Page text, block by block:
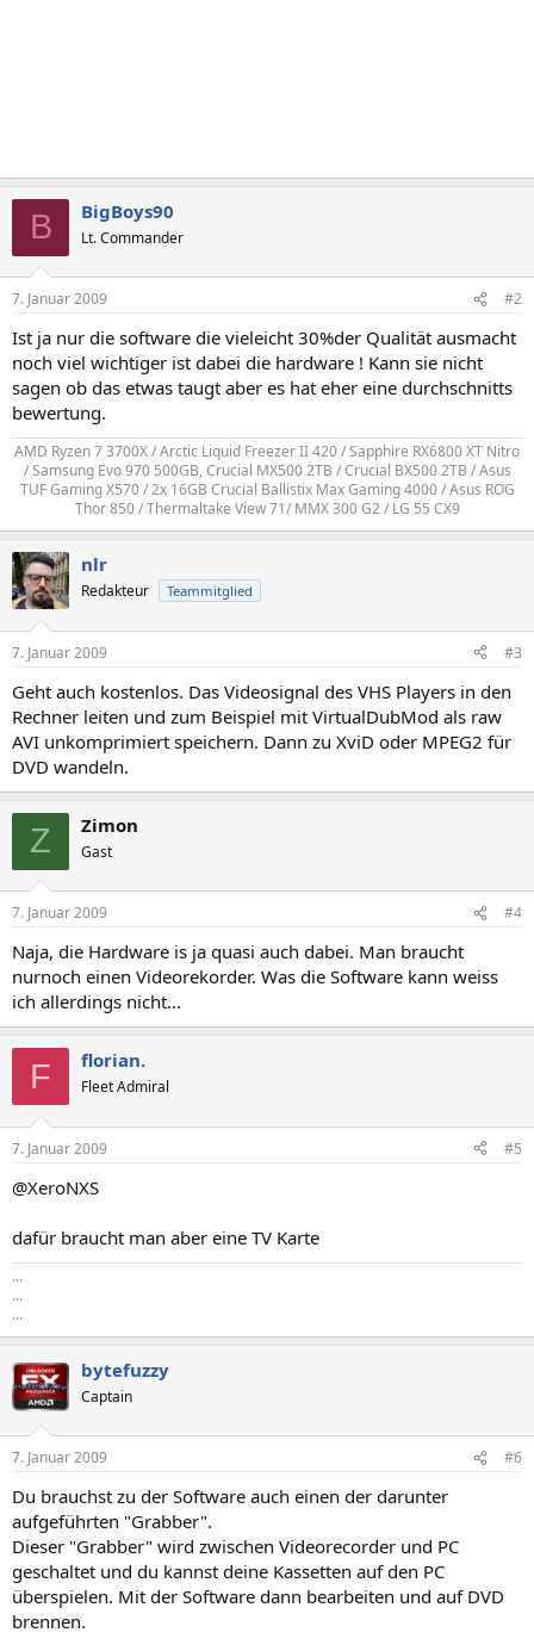
B BigBoys90
Lt. Commander
7. Januar 2009 #2
Ist ja nur die software die vieleicht 30%der Qualität ausmacht
noch viel wichtiger ist dabei die hardware ! Kann sie nicht
sagen ob das etwas taugt aber es hat eher eine durchschnitts
bewertung.
AMD Ryzen 7 3700X / Arctic Liquid Freezer II 420 / Sapphire RX6800 XT Nitro
/ Samsung Evo 970 500GB, Crucial MX500 2TB / Crucial BX500 2TB / Asus
TUF Gaming X570 / 2x 16GB Crucial Ballistix Max Gaming 4000 / Asus ROG
Thor 850 / Thermaltake View 71/ MMX 300 G2 / LG 55 CX9​
nlr
Redakteur Teammitglied
7. Januar 2009 #3
Geht auch kostenlos. Das Videosignal des VHS Players in den
Rechner leiten und zum Beispiel mit VirtualDubMod als raw
AVI unkomprimiert speichern. Dann zu XviD oder MPEG2 für
DVD wandeln.
Z Zimon
Gast
7. Januar 2009 #4
Naja, die Hardware is ja quasi auch dabei. Man braucht
nurnoch einen Videorekorder. Was die Software kann weiss
ich allerdings nicht...
F florian.
Fleet Admiral
7. Januar 2009 #5
@XeroNXS
dafür braucht man aber eine TV Karte
...
...
...
bytefuzzy
Captain
7. Januar 2009 #6
Du brauchst zu der Software auch einen der darunter
aufgeführten "Grabber".
Dieser "Grabber" wird zwischen Videorecorder und PC
geschaltet und du kannst deine Kassetten auf den PC
überspielen. Mit der Software dann bearbeiten und auf DVD
brennen.